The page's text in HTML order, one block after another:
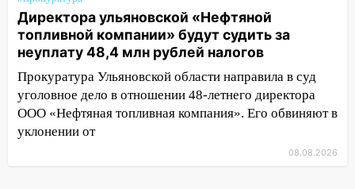
закончится сегодня: сильные ливни
сохранятся 9 августа
13:15 Трижды «брал в долг» без спроса:
житель Вешкаймского района похитил у
знакомого 191 тысячу рублей
13:14 Ураган оторвал светофор на
проспекте Филатова в Ульяновске
Директора ульяновской «Нефтяной
топливной компании» будут судить за
неуплату 48,4 млн рублей налогов
Прокуратура Ульяновской области направила в суд
уголовное дело в отношении 48-летнего директора
ООО «Нефтяная топливная компания». Его обвиняют в
уклонении от
08.08.2026